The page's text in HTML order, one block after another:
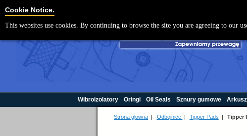
Wibroizolatory Oringi Oil Seals Sznury gumowe
Strona głowna | Odbojnice | Tipper Pads | Tipper
Cookie Notice.
This websites use cookies. By continuing to browse the site you are agreeing to our
Cookie Settings